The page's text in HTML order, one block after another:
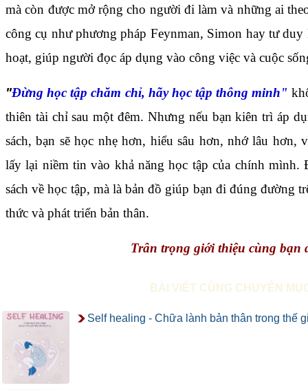
mà còn được mở rộng cho người đi làm và những ai
công cụ như phương pháp Feynman, Simon hay tư
hoạt, giúp người đọc áp dụng vào công việc và cuộc
"Đừng học tập chăm chỉ, hãy học tập thông minh"
thiên tài chỉ sau một đêm. Nhưng nếu bạn kiên trì áp
sách, bạn sẽ học nhẹ hơn, hiểu sâu hơn, nhớ lâu hơn,
lấy lại niềm tin vào khả năng học tập của chính
sách về học tập, mà là bản đồ giúp bạn đi đúng đường
thức và phát triển bản thân.
Trân trọng giới thiệu cùng bạn
BÀI VIẾT CÙNG CHUYÊN
Self healing - Chữa lành bản thân trong thế